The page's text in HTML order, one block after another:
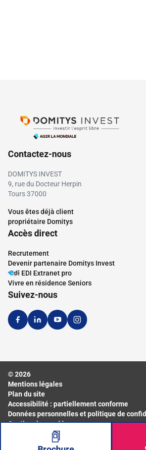
Contactez-nous
DOMITYS INVEST
9, rue du Docteur Herpin
Tours 37000
Vous êtes déjà client
propriétaire Domitys
Accès direct
Recrutement
Devenir partenaire Domitys Invest
EDI Extranet pro
Vivre en résidence Seniors
Suivez-nous
© 2026
Mentions légales
Plan du site
Accessibilité : partiellement conforme
Données personnelles et politique de
Gestion des cookies